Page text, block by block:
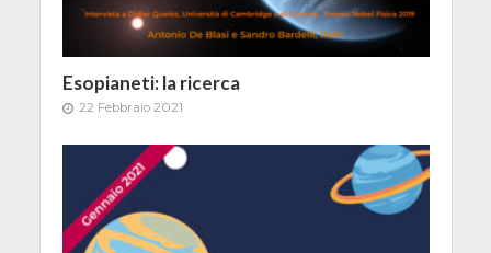
Esopianeti: la ricerca
22 Febbraio 2021